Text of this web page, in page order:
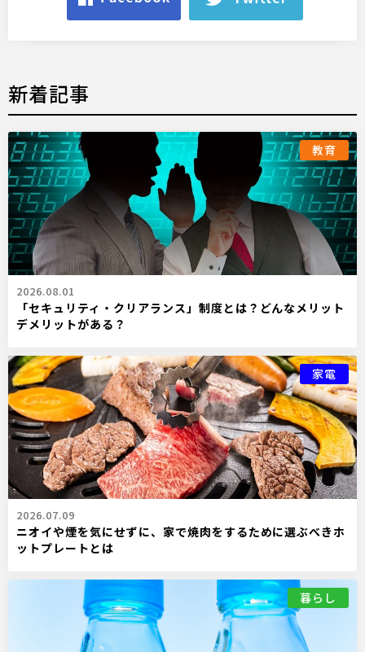
新着記事
教育
2026.08.01
「セキュリティ・クリアランス」制度とは？どんなメリット
デメリットがある？
家電
2026.07.09
ニオイや煙を気にせずに、家で焼肉をするために選ぶべきホ
ットプレートとは
暮らし